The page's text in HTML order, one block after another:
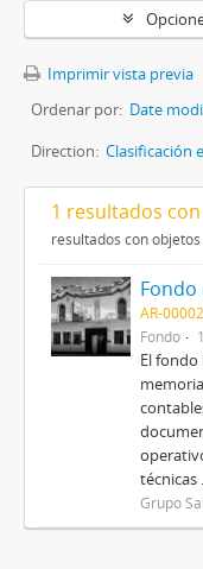
Imprimir vista previa
Ordenar por: Date
Direction: Clasificación
1 resultados
resultados con
AR-
Fondo
El
técnicas
Grupo